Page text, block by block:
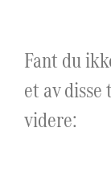
Fant du
et av
videre: